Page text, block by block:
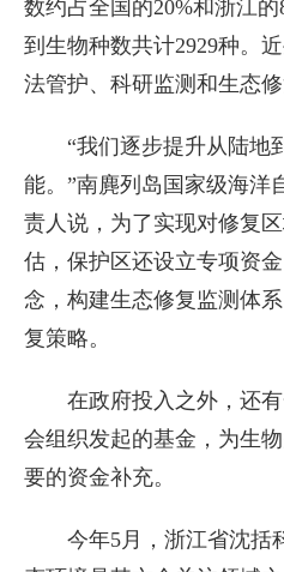
数约占全国的20%和浙江
到生物种数共计2929种。
法管护、科研监测和生态修
“我们逐步提升从陆地
能。”南麂列岛国家级海洋
责人说，为了实现对修复
估，保护区还设立专项资
念，构建生态修复监测体
复策略。
在政府投入之外，还
会组织发起的基金，为生
要的资金补充。
今年5月，浙江省沈括